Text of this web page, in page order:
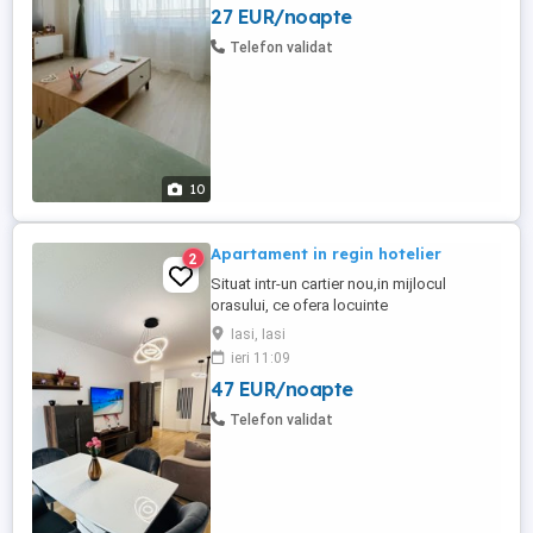
10
funcție de locație, numărul de persoane și
de durata șederii. Mai multe detalii ...
27 EUR/noapte
Telefon validat
2 Apartament in regin hotelier
Situat intr-un cartier nou,in mijlocul
orasului, ce ofera locuinte
spatioase,amenajate cu alei pietonale si
spatii verzi. Apartamentul se afla la 2 km
fata de Palatul Culturii Palas Mall Iulius
Mall si 6 km fata de Aeroportul
International Acest apartament ofera
Iasi, Iasi
ieri 11:09
47 EUR/noapte
Telefon validat